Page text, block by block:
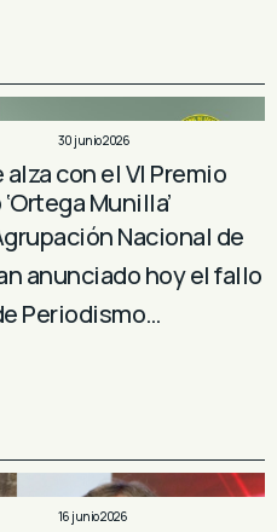
30 junio 2026
con el VI Premio
Munilla’
Nacional de
anunciado hoy el fallo
Periodismo…
16 junio 2026